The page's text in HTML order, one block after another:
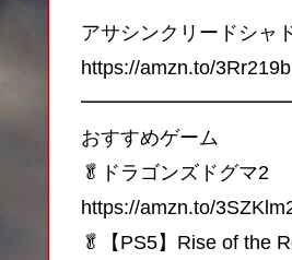
アサシンクリードシャ
https://amzn.to/3Rr219b
おすすめゲーム
🥬ドラゴンズドグマ2
https://amzn.to/
🥬【PS5】Rise of the